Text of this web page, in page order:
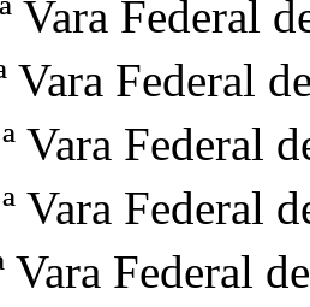
Vara Federal
Vara Federal
Vara Federal
Vara Federal
Vara Federal